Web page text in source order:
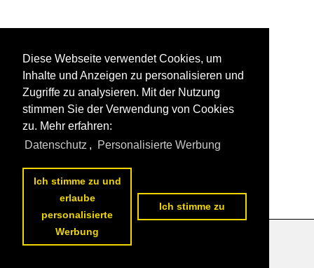
Datenschutzerklärung
Diese Webseite verwendet Cookies, um
Inhalte und Anzeigen zu personalisieren und
Zugriffe zu analysieren. Mit der Nutzung
stimmen Sie der Verwendung von Cookies
zu. Mehr erfahren:
Datenschutz , Personalisierte Werbung
Ich stimme zu und
erlaube
personalisierte
Werbung
Ich stimme zu